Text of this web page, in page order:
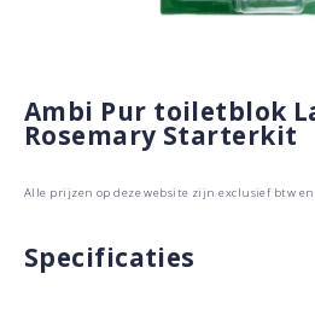
Ambi Pur toiletblok
Rosemary Starterkit
Alle prijzen op deze website zijn exclusief btw
Specificaties